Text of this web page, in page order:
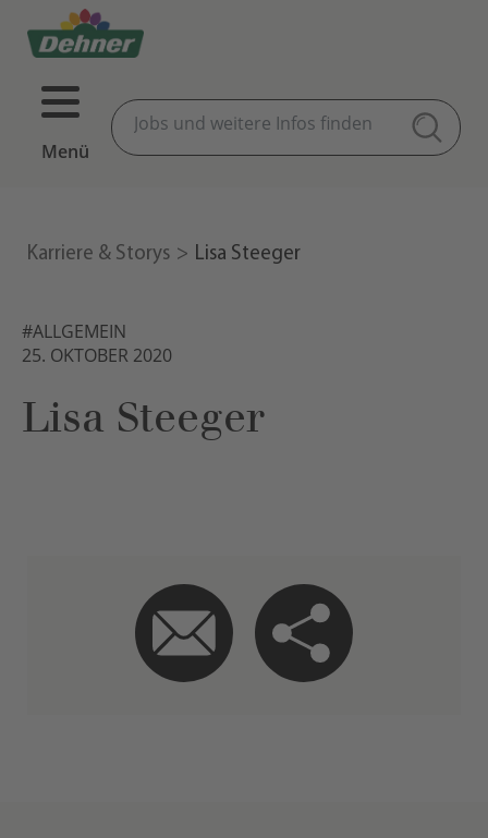
Menü
Karriere & Storys Lisa Steeger
#ALLGEMEIN
25. OKTOBER 2020
Lisa Steeger